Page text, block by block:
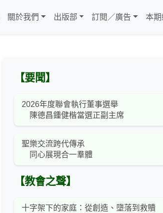
關於我們 出版部 訂閱／廣告 本期
【要聞】
2026年度聯會執行董事選舉
陳德昌鍾健楷當選正副主席
聖樂交流跨代傳承
同心展現合一羣體
【教會之聲】
十字架下的家庭：從創造、墮落到救贖